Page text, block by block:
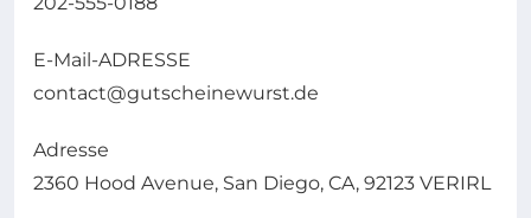
E-Mail-ADRESSE
contact@gutscheinewurst.de
Adresse
2360 Hood Avenue, San Diego, CA, 92123 VERIRL